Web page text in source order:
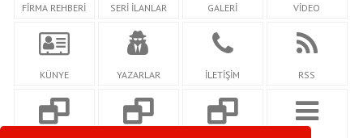
FİRMA REHBERİ SERİ İLANLAR GALERİ VİDEO
KÜNYE YAZARLAR İLETİŞİM RSS